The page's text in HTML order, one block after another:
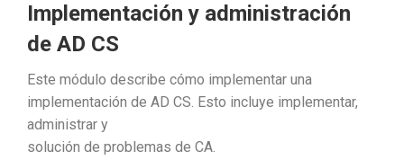
Implementación y administración
de AD CS
Este módulo describe cómo implementar una
implementación de AD CS. Esto incluye implementar,
administrar y
solución de problemas de CA.